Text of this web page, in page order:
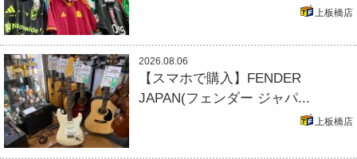
上板橋店
2026.08.06
【スマホで購入】FENDER
JAPAN(フェンダー ジャパ...
上板橋店